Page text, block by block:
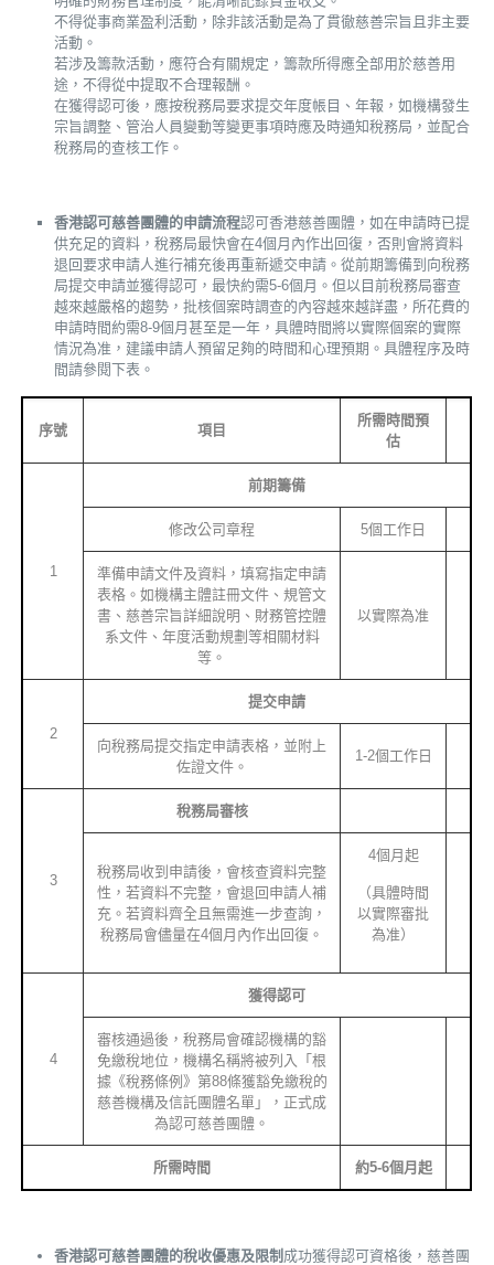
不得從事商業盈利活動，除非該活動是為了貫徹慈善宗旨且非主要
活動。
若涉及籌款活動，應符合有關規定，籌款所得應全部用於慈善用
途，不得從中提取不合理報酬。
在獲得認可後，應按稅務局要求提交年度帳目、年報，如機構發生
宗旨調整、管治人員變動等變更事項時應及時通知稅務局，並配合
稅務局的查核工作。
香港認可慈善團體的申請流程認可香港慈善團體，如在申請時已提
供充足的資料，稅務局最快會在4個月內作出回復，否則會將資料
退回要求申請人進行補充後再重新遞交申請。從前期籌備到向稅務
局提交申請並獲得認可，最快約需5-6個月。但以目前稅務局審查
越來越嚴格的趨勢，批核個案時調查的內容越來越詳盡，所花費的
申請時間約需8-9個月甚至是一年，具體時間將以實際個案的實際
情況為准，建議申請人預留足夠的時間和心理預期。具體程序及時
間請參閱下表。
序號 項目
所需時間預
估
1
前期籌備
修改公司章程 5個工作日
準備申請文件及資料，填寫指定申請
表格。如機構主體註冊文件、規管文
書、慈善宗旨詳細說明、財務管控體
系文件、年度活動規劃等相關材料
等。
以實際為准
2
提交申請
向稅務局提交指定申請表格，並附上
佐證文件。
1-2個工作日
3
稅務局審核
稅務局收到申請後，會核查資料完整
性，若資料不完整，會退回申請人補
充。若資料齊全且無需進一步查詢，
稅務局會儘量在4個月內作出回復。
4個月起
（具體時間
以實際審批
為准）
4
獲得認可
審核通過後，稅務局會確認機構的豁
免繳稅地位，機構名稱將被列入「根
據《稅務條例》第88條獲豁免繳稅的
慈善機構及信託團體名單」，正式成
為認可慈善團體。
所需時間 約5-6個月起
香港認可慈善團體的稅收優惠及限制 成功獲得認可資格後，慈善團